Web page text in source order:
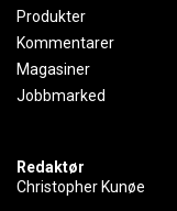
Produkter
Kommentarer
Magasiner
Jobbmarked
Redaktør
Christopher Kunøe